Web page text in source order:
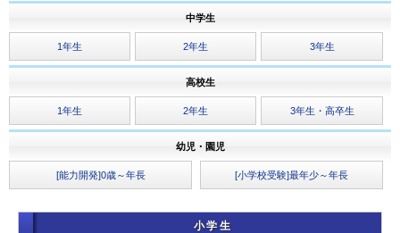
中学生
1年生 2年生 3年生
高校生
1年生 2年生 3年生・高卒生
幼児・園児
[能力開発]0歳～年長 [小学校受験]最年少～年長
小学生